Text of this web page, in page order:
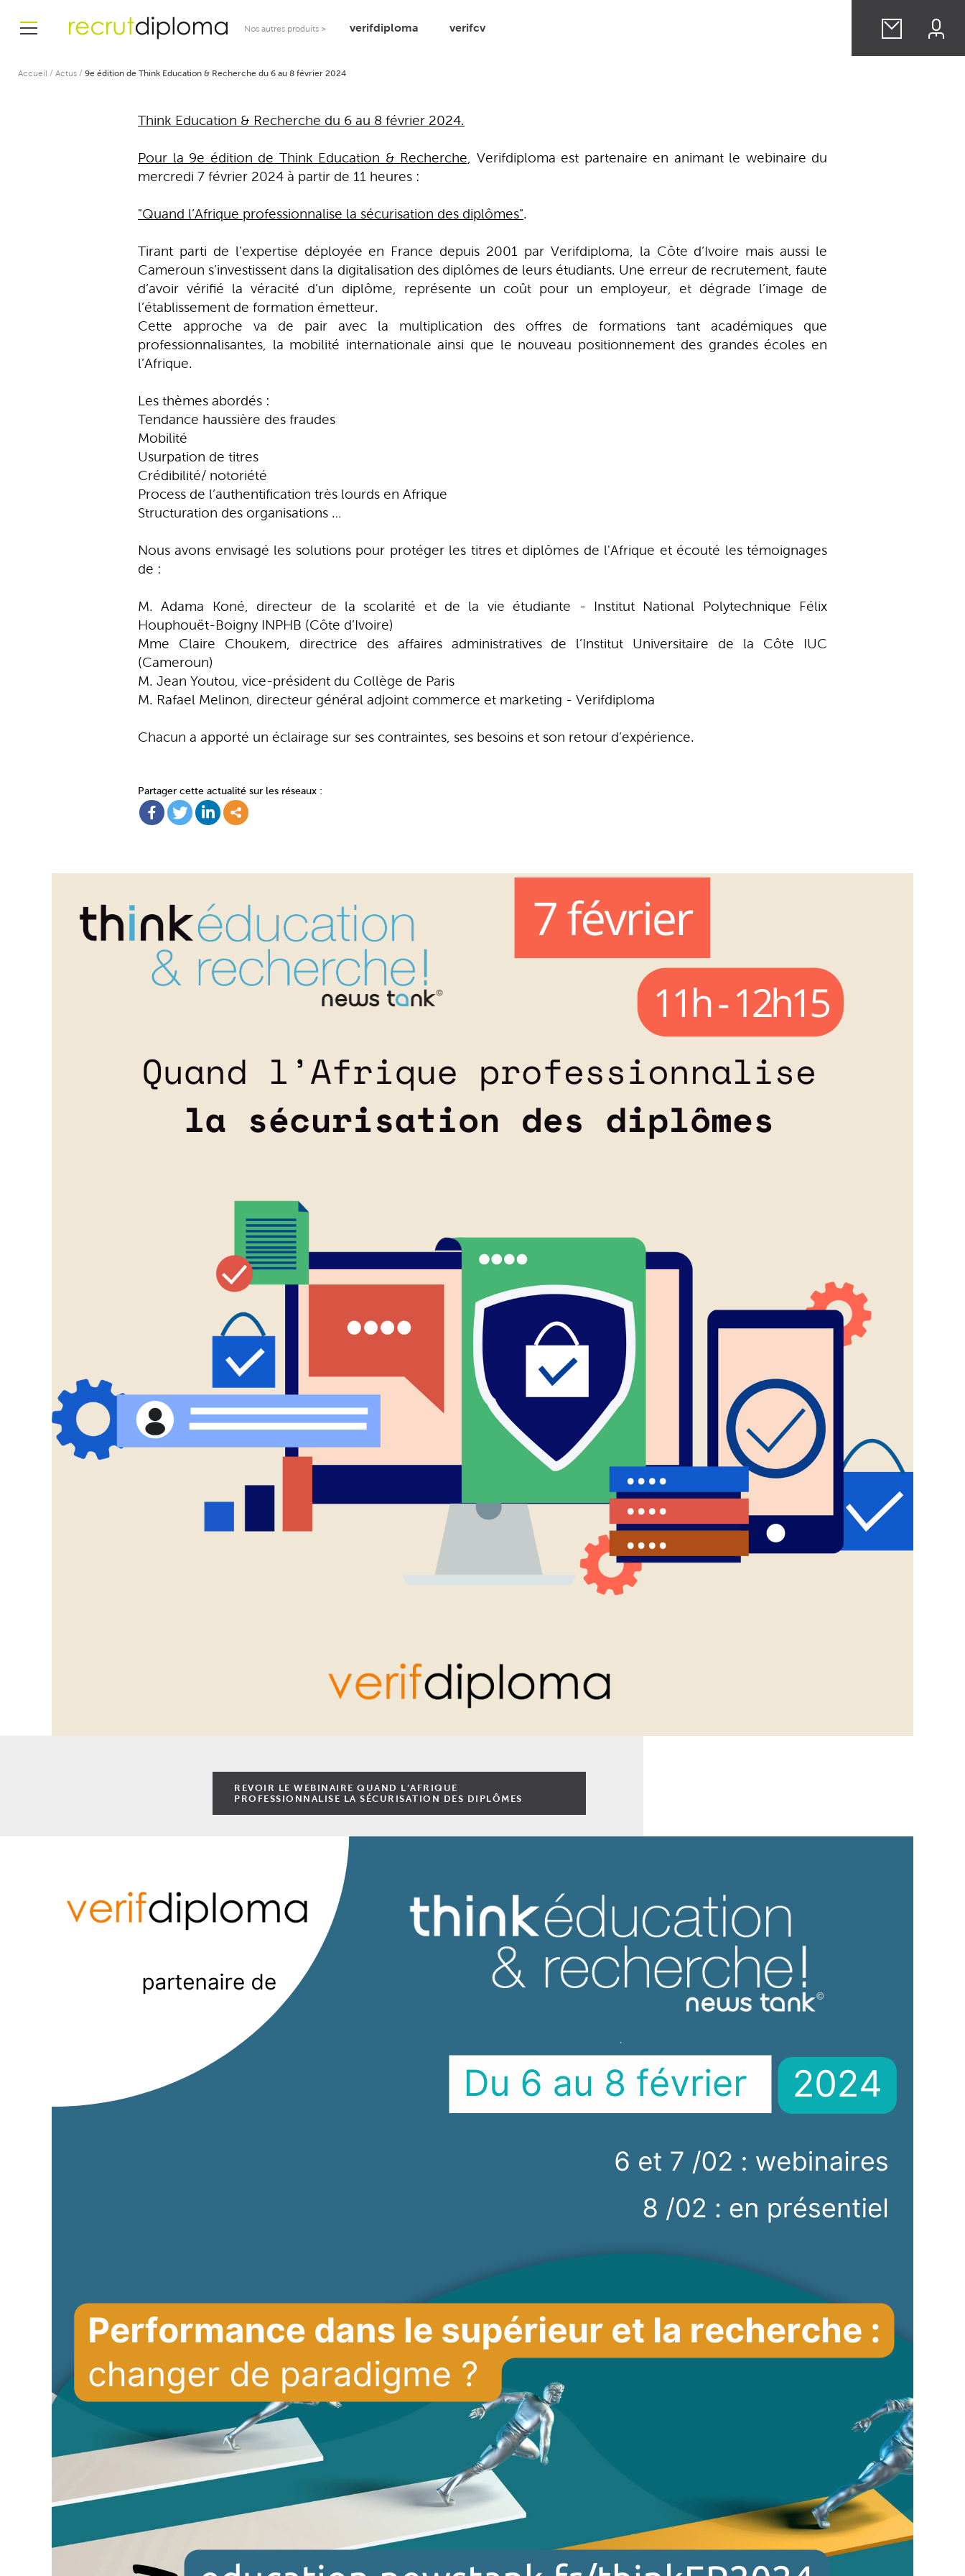
Nos autres produits > verifdiploma verifcv
Accueil / Actus / 9e édition de Think Education & Recherche du 6 au 8 février 2024
Think Education & Recherche du 6 au 8 février 2024.
Pour la 9e édition de Think Education & Recherche , Verifdiploma est partenaire en animant le webinaire du
mercredi 7 février 2024 à partir de 11 heures :
"Quand l’Afrique professionnalise la sécurisation des diplômes".
Tirant parti de l’expertise déployée en France depuis 2001 par Verifdiploma, la Côte d’Ivoire mais aussi le
Cameroun s’investissent dans la digitalisation des diplômes de leurs étudiants. Une erreur de recrutement, faute
d’avoir vérifié la véracité d’un diplôme, représente un coût pour un employeur, et dégrade l’image de
l’établissement de formation émetteur.
Cette approche va de pair avec la multiplication des offres de formations tant académiques que
professionnalisantes, la mobilité internationale ainsi que le nouveau positionnement des grandes écoles en
l’Afrique.
Les thèmes abordés :
Tendance haussière des fraudes
Mobilité
Usurpation de titres
Crédibilité/ notoriété
Process de l’authentification très lourds en Afrique
Structuration des organisations …
Nous avons envisagé les solutions pour protéger les titres et diplômes de l'Afrique et écouté les témoignages
de :
M. Adama Koné, directeur de la scolarité et de la vie étudiante - Institut National Polytechnique Félix
Houphouët-Boigny INPHB (Côte d’Ivoire)
Mme Claire Choukem, directrice des affaires administratives de l’Institut Universitaire de la Côte IUC
(Cameroun)
M. Jean Youtou, vice-président du Collège de Paris
M. Rafael Melinon, directeur général adjoint commerce et marketing - Verifdiploma
Chacun a apporté un éclairage sur ses contraintes, ses besoins et son retour d’expérience.
Partager cette actualité sur les réseaux :
REVOIR LE WEBINAIRE QUAND L’AFRIQUE
PROFESSIONNALISE LA SÉCURISATION DES DIPLÔMES